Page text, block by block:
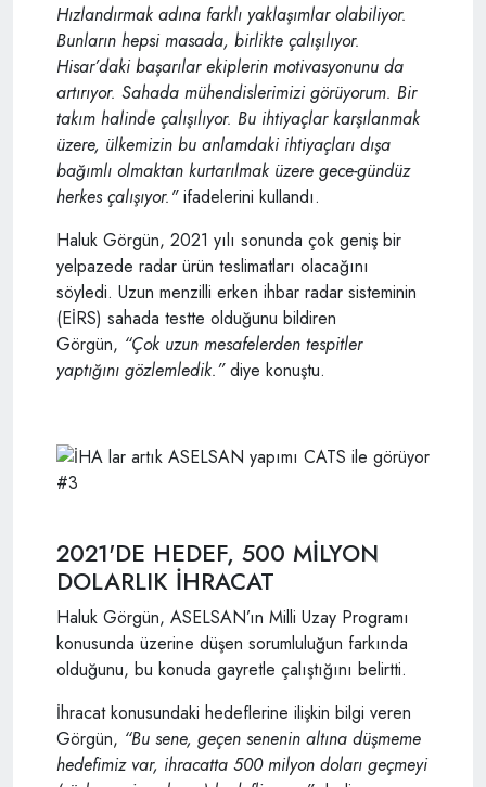
Hızlandırmak adına farklı yaklaşımlar olabiliyor.
Bunların hepsi masada, birlikte çalışılıyor.
Hisar’daki başarılar ekiplerin motivasyonunu da
artırıyor. Sahada mühendislerimizi görüyorum. Bir
takım halinde çalışılıyor. Bu ihtiyaçlar karşılanmak
üzere, ülkemizin bu anlamdaki ihtiyaçları dışa
bağımlı olmaktan kurtarılmak üzere gece-gündüz
herkes çalışıyor."ifadelerini kullandı.
Haluk Görgün, 2021 yılı sonunda çok geniş bir
yelpazede radar ürün teslimatları olacağını
söyledi. Uzun menzilli erken ihbar radar sisteminin
(EİRS) sahada testte olduğunu bildiren
Görgün, “Çok uzun mesafelerden tespitler
yaptığını gözlemledik.”diye konuştu.
2021'DE HEDEF, 500 MİLYON
DOLARLIK İHRACAT
Haluk Görgün, ASELSAN’ın Milli Uzay Programı
konusunda üzerine düşen sorumluluğun farkında
olduğunu, bu konuda gayretle çalıştığını belirtti.
İhracat konusundaki hedeflerine ilişkin bilgi veren
Görgün, “Bu sene, geçen senenin altına düşmeme
hedefimiz var, ihracatta 500 milyon doları geçmeyi